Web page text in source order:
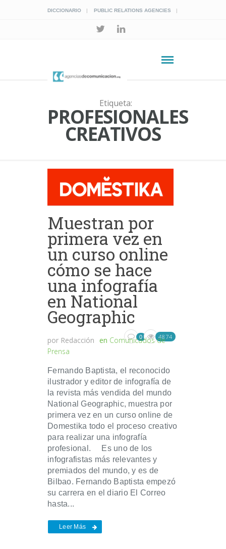
DICCIONARIO PUBLIC RELATIONS AGENCIES
Etiqueta:
PROFESIONALES
CREATIVOS
Muestran por
primera vez en
un curso online
cómo se hace
una infografía
en National
Geographic
por Redacción en Comunicados de
Prensa
0 4874
Fernando Baptista, el reconocido
ilustrador y editor de infografía de
la revista más vendida del mundo
National Geographic, muestra por
primera vez en un curso online de
Domestika todo el proceso creativo
para realizar una infografía
profesional. Es uno de los
infografistas más relevantes y
premiados del mundo, y es de
Bilbao. Fernando Baptista empezó
su carrera en el diario El Correo
hasta...
Leer Más